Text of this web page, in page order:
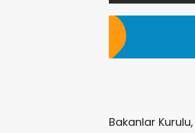
Bakanlar